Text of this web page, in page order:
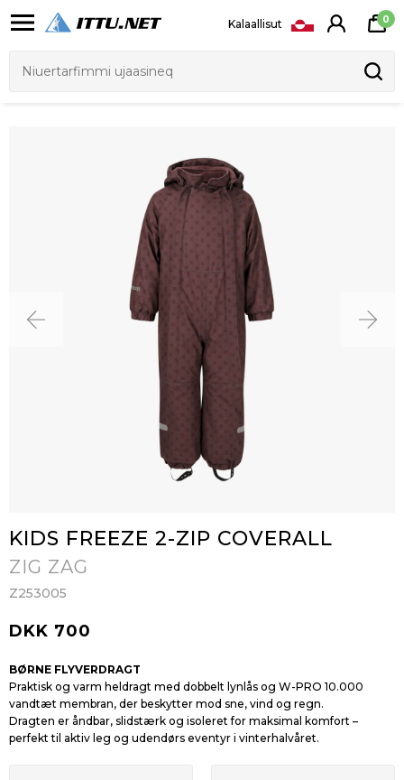
Kalaallisut 0
KIDS FREEZE 2-ZIP COVERALL
ZIG ZAG
Z253005
DKK 700
BØRNE FLYVERDRAGT
Praktisk og varm heldragt med dobbelt lynlås og W-PRO 10.000
vandtæt membran, der beskytter mod sne, vind og regn.
Dragten er åndbar, slidstærk og isoleret for maksimal komfort –
perfekt til aktiv leg og udendørs eventyr i vinterhalvåret.